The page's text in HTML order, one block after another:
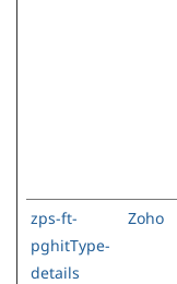
zps-ft-
pghitType-
details
Zoho